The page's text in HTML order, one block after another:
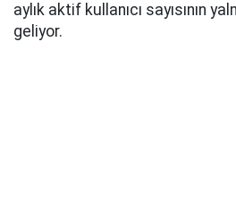
aylık aktif kullanıcı sayısının
geliyor.